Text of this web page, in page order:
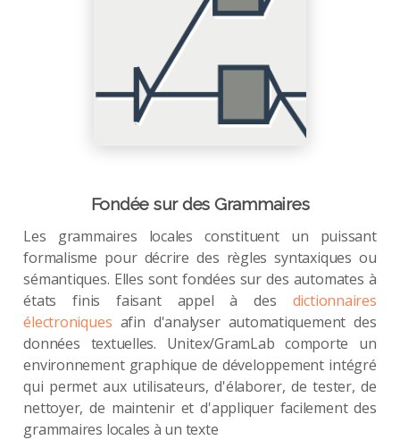
Fondée sur des Grammaires
Les grammaires locales constituent un puissant
formalisme pour décrire des règles syntaxiques ou
sémantiques. Elles sont fondées sur des automates à
états finis faisant appel à des dictionnaires
électroniques afin d'analyser automatiquement des
données textuelles. Unitex/GramLab comporte un
environnement graphique de développement intégré
qui permet aux utilisateurs, d'élaborer, de tester, de
nettoyer, de maintenir et d'appliquer facilement des
grammaires locales à un texte